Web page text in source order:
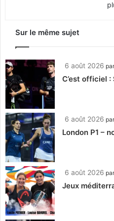
Sur le même sujet
6 août 2026
C’est officiel
6 août 2026
London P1 –
6 août 2026
Jeux